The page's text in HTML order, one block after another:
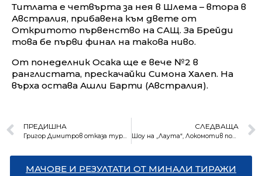
Титлата е четвърта за нея в Шлема – втора в
Австралия, прибавена към двете от
Откритото първенство на САЩ. За Брейди
това бе първи финал на такова ниво.
От понеделник Осака ще е вече №2 в
ранглистата, прескачайки Симона Халеп. На
върха остава Ашли Барти (Австралия).
ПРЕДИШНА
Григор Димитров отказа турнира в Сингапур заради травма
СЛЕДВАЩА
Шоу на „Лаута“, Локомотив победи Лудогорец в страхотен мач
МАЧОВЕ И РЕЗУЛТАТИ ОТ МИНАЛИ ТИРАЖИ